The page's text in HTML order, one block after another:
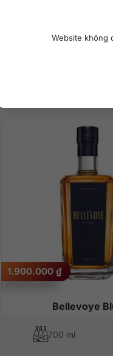
Website không
đá viên, pha chế cocktail
sắc nét với các loại
táo bạo với nhiều loại
của hạnh nhân và hạt
Bellevoye
1.900.000 ₫
700 ml